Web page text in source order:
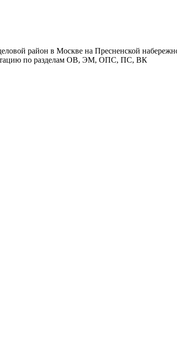
район в Москве на Пресненской
по разделам ОВ, ЭМ, ОПС, ПС, ВК